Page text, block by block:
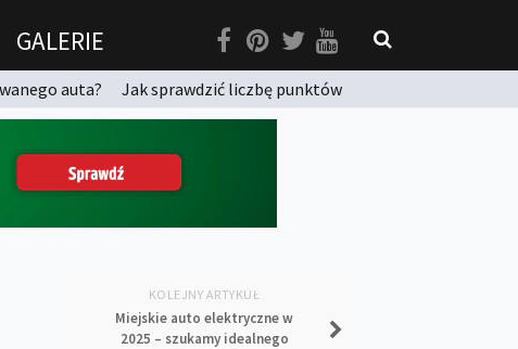
GALERIE
auta?
Jak sprawdzić liczbę punktów
KOLEJNY ARTYKUŁ
Miejskie auto elektryczne w
2025 – szukamy idealnego